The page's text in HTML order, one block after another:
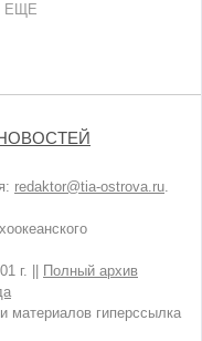
ЕЩЕ
redaktor@tia-ostrova.ru.
г. ||
Полный архив
материалов гиперссылка